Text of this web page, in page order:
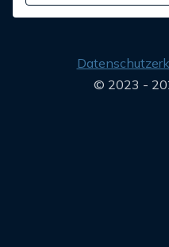
© 2023 -